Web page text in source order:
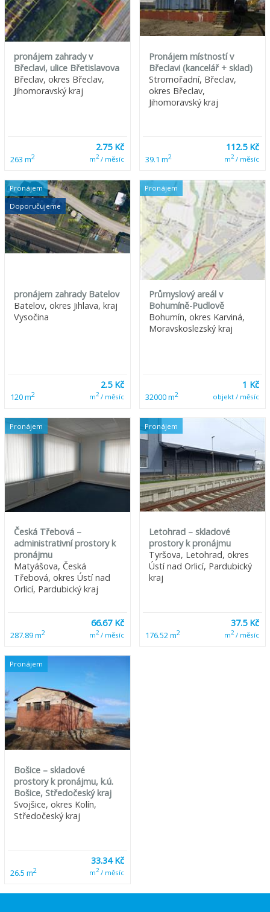
pronájem zahrady v
Břeclavi, ulice Břetislavova
Břeclav, okres Břeclav,
Jihomoravský kraj
263 m2
2.75 Kč
m2/ měsíc
Pronájem místností v
Břeclavi (kancelář + sklad)
Stromořadní, Břeclav,
okres Břeclav,
Jihomoravský kraj
39.1 m2
112.5 Kč
m2/ měsíc
Pronájem
Doporučujeme
pronájem zahrady Batelov
Batelov, okres Jihlava, kraj
Vysočina
120 m2
2.5 Kč
m2/ měsíc
Pronájem
Průmyslový areál v
Bohumíně-Pudlově
Bohumín, okres Karviná,
Moravskoslezský kraj
32000 m2
1 Kč
objekt / měsíc
Pronájem
Česká Třebová –
administrativní prostory k
pronájmu
Matyášova, Česká
Třebová, okres Ústí nad
Orlicí, Pardubický kraj
287.89 m2
66.67 Kč
m2/ měsíc
Pronájem
Letohrad – skladové
prostory k pronájmu
Tyršova, Letohrad, okres
Ústí nad Orlicí, Pardubický
kraj
176.52 m2
37.5 Kč
m2/ měsíc
Pronájem
Bošice – skladové
prostory k pronájmu, k.ú.
Bošice, Středočeský kraj
Svojšice, okres Kolín,
Středočeský kraj
26.5 m2
33.34 Kč
m2/ měsíc